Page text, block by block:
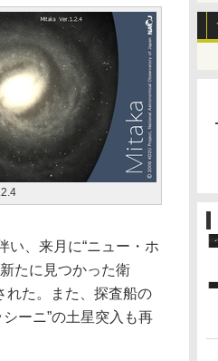
い、来月に“ニュー・ホ
たに見つかった衛
れた。また、探査船の
ーニ”の土星突入も再